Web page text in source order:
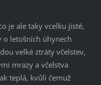
je ale taky vcelku jisté,
letošních úhynech
velké ztráty včelstev,
mrazy a včelstva
teplá, kvůli čemuž